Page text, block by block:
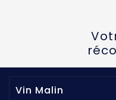
Vin Malin